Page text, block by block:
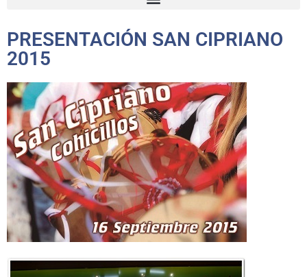
PRESENTACIÓN SAN CIPRIANO
2015